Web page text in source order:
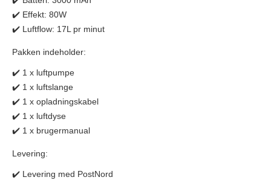
✔️ Effekt: 80W
✔️ Luftflow: 17L pr minut
Pakken indeholder:
✔️ 1 x luftpumpe
✔️ 1 x luftslange
✔️ 1 x opladningskabel
✔️ 1 x luftdyse
✔️ 1 x brugermanual
Levering:
✔️ Levering med PostNord